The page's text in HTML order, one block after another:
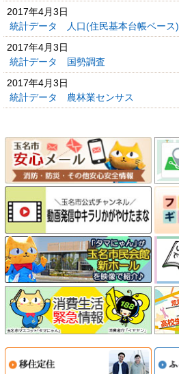
2017年4月3日
統計データ 人口(住民基本台帳ベース)
2017年4月3日
統計データ 国勢調査
2017年4月3日
統計データ 農林業センサス